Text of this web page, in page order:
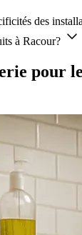
des
à Racour?
pour